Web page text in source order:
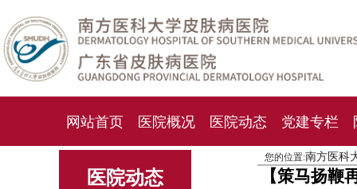
网站首页 医院概况 医院动态 党建专栏
化妆品检测中心 就诊指南 人才
医院动态
您的位置:南方医科
【策马扬